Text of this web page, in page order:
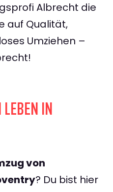
Albrecht die
auf Qualität,
Umziehen –
IN
von
? Du bist hier